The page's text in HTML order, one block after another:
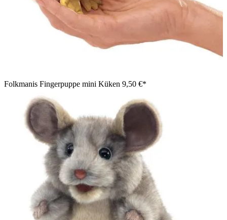
Folkmanis Fingerpuppe mini Küken 9,50 €*